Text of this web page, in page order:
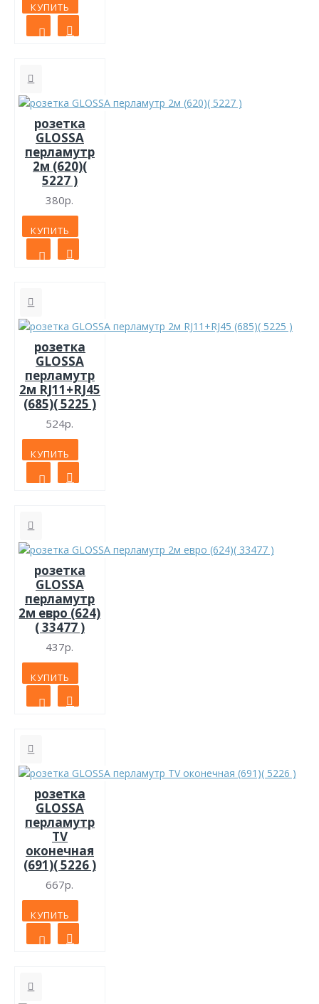
КУПИТЬ
розетка
GLOSSA
перламутр
2м (620)(
5227 )
380р.
КУПИТЬ
розетка
GLOSSA
перламутр
2м RJ11+RJ45
(685)( 5225 )
524р.
КУПИТЬ
розетка
GLOSSA
перламутр
2м евро (624)
( 33477 )
437р.
КУПИТЬ
розетка
GLOSSA
перламутр
TV
оконечная
(691)( 5226 )
667р.
КУПИТЬ